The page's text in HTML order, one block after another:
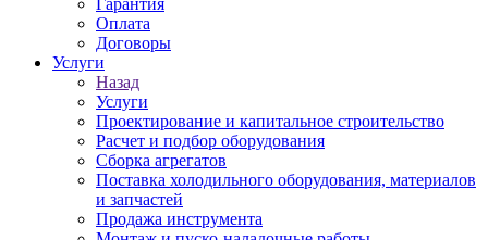
Гарантия
Оплата
Договоры
Услуги
Назад
Услуги
Проектирование и капитальное строительство
Расчет и подбор оборудования
Сборка агрегатов
Поставка холодильного оборудования, материалов
и запчастей
Продажа инструмента